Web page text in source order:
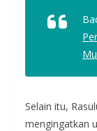
Selain itu,
mengingatkan